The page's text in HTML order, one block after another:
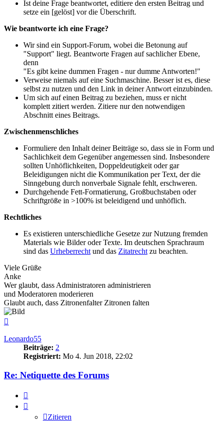
Ist deine Frage beantwortet, editiere den ersten Beitrag und
setze ein [gelöst] vor die Überschrift.
Wie beantworte ich eine Frage?
Wir sind ein Support-Forum, wobei die Betonung auf
"Support" liegt. Beantworte Fragen auf sachlicher Ebene,
denn
"Es gibt keine dummen Fragen - nur dumme Antworten!"
Verweise niemals auf eine Suchmaschine. Besser ist es, diese
selbst zu nutzen und den Link in deiner Antwort einzubinden.
Um sich auf einen Beitrag zu beziehen, muss er nicht
komplett zitiert werden. Zitiere nur den notwendigen
Abschnitt eines Beitrags.
Zwischenmenschliches
Formuliere den Inhalt deiner Beiträge so, dass sie in Form und
Sachlichkeit dem Gegenüber angemessen sind. Insbesondere
sollten Unhöflichkeiten, Doppeldeutigkeit oder gar
Beleidigungen nicht die Kommunikation per Text, der die
Sinngebung durch nonverbale Signale fehlt, erschweren.
Durchgehende Fett-Formatierung, Großbuchstaben oder
Schriftgröße in >100% ist beleidigend und unhöflich.
Rechtliches
Es existieren unterschiedliche Gesetze zur Nutzung fremden
Materials wie Bilder oder Texte. Im deutschen Sprachraum
sind das Urheberrecht und das Zitatrecht zu beachten.
Viele Grüße
Anke
Wer glaubt, dass Administratoren administrieren
und Moderatoren moderieren
Glaubt auch, dass Zitronenfalter Zitronen falten
Leonardo55
Beiträge: 2
Registriert: Mo 4. Jun 2018, 22:02
Re: Netiquette des Forums
Zitieren